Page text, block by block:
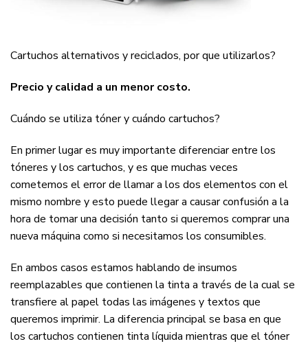
Cartuchos alternativos y reciclados, por que utilizarlos?
Precio y calidad a un menor costo.
Cuándo se utiliza tóner y cuándo cartuchos?
En primer lugar es muy importante diferenciar entre los
tóneres y los cartuchos, y es que muchas veces
cometemos el error de llamar a los dos elementos con el
mismo nombre y esto puede llegar a causar confusión a la
hora de tomar una decisión tanto si queremos comprar una
nueva máquina como si necesitamos los consumibles.
En ambos casos estamos hablando de insumos
reemplazables que contienen la tinta a través de la cual se
transfiere al papel todas las imágenes y textos que
queremos imprimir. La diferencia principal se basa en que
los cartuchos contienen tinta líquida mientras que el tóner